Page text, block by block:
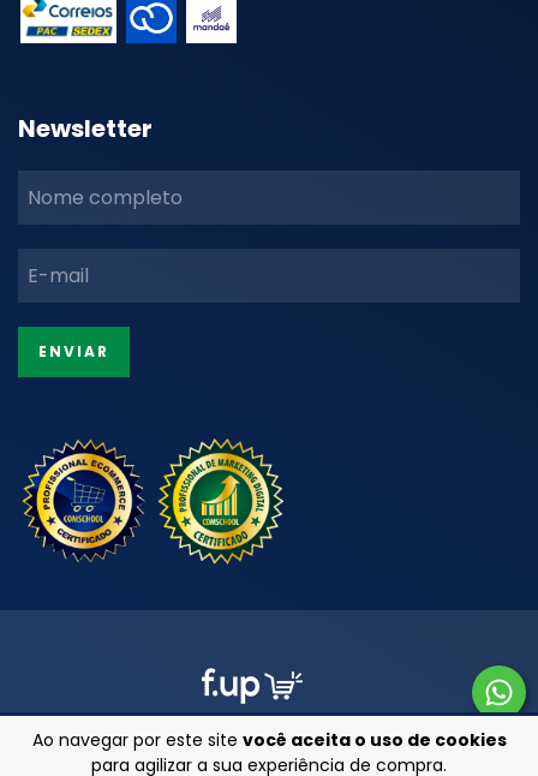
Ao navegar por este site você aceita o uso de cookies
para agilizar a sua experiência de compra.
Newsletter